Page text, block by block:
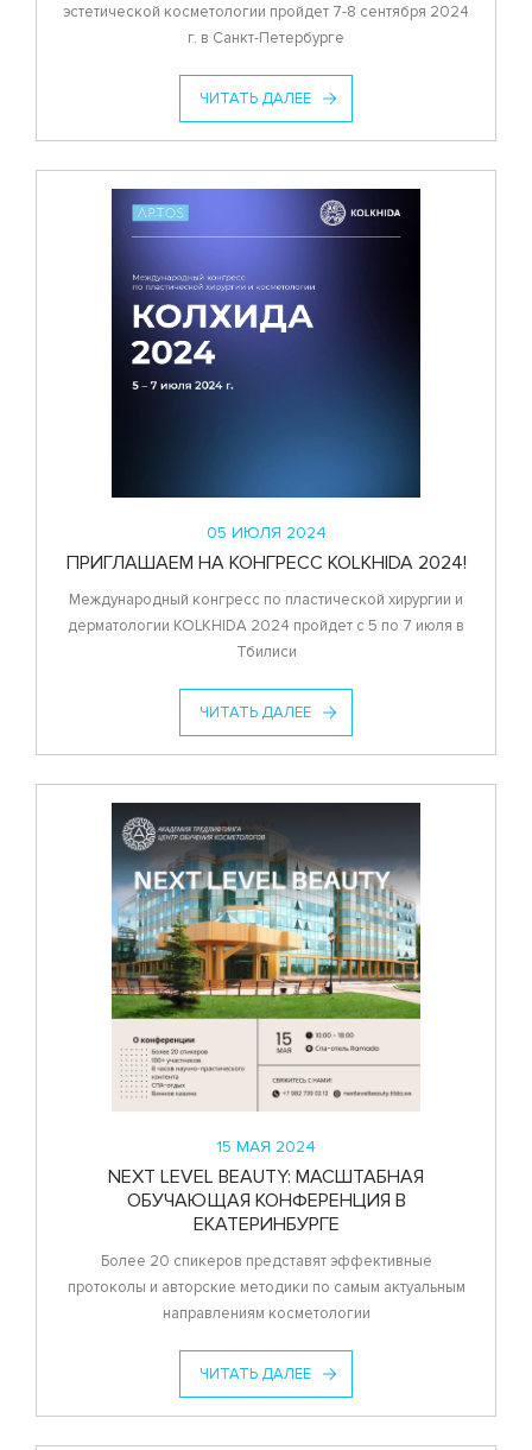
эстетической косметологии пройдет 7-8 сентября 2024
г. в Санкт-Петербурге
ЧИТАТЬ ДАЛЕЕ
05 ИЮЛЯ 2024
ПРИГЛАШАЕМ НА КОНГРЕСС KOLKHIDA 2024!
Международный конгресс по пластической хирургии и
дерматологии KOLKHIDA 2024 пройдет с 5 по 7 июля в
Тбилиси
ЧИТАТЬ ДАЛЕЕ
15 МАЯ 2024
NEXT LEVEL BEAUTY: МАСШТАБНАЯ
ОБУЧАЮЩАЯ КОНФЕРЕНЦИЯ В
ЕКАТЕРИНБУРГЕ
Более 20 спикеров представят эффективные
протоколы и авторские методики по самым актуальным
направлениям косметологии
ЧИТАТЬ ДАЛЕЕ